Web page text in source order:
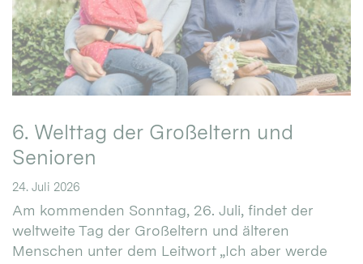
6. Welttag der Großeltern und
Senioren
24. Juli 2026
Am kommenden Sonntag, 26. Juli, findet der
weltweite Tag der Großeltern und älteren
Menschen unter dem Leitwort „Ich aber werde